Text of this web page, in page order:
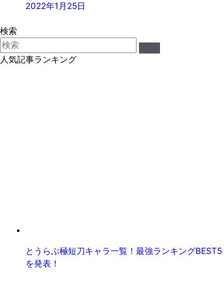
2022年1月25日
検索
人気記事ランキング
とうらぶ極短刀キャラ一覧！最強ランキングBEST5
を発表！